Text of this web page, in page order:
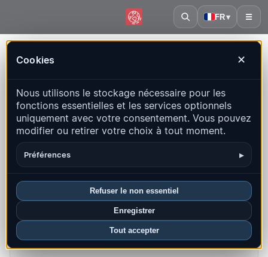
FR▾ ☰
Cookies ✕
Nous utilisons le stockage nécessaire pour les
fonctions essentielles et les services optionnels
uniquement avec votre consentement. Vous pouvez
modifier ou retirer votre choix à tout moment.
Préférences ▸
Refuser le non essentiel
Enregistrer
Tout accepter
QuakeMap24
Carte en direct, statistiques et événements récents
Ouvrir la carte historique Derniers dans ce pays
Aperçu Carte Récents Graphiques Principales régions
FAQ
Séismes ce mois-ci
0